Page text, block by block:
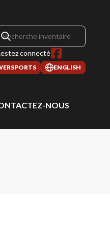
connecté
ENGLISH
NOUS